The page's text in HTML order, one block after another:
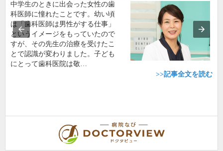
中学生のときに出会った女性の歯
科医師に憧れたことです。幼い頃
は「歯科医師は男性がする仕事」
というイメージをもっていたので
すが、その先生の治療を受けたこ
とで認識が変わりました。子ども
にとって歯科医院は敬…
>>記事全文を読む